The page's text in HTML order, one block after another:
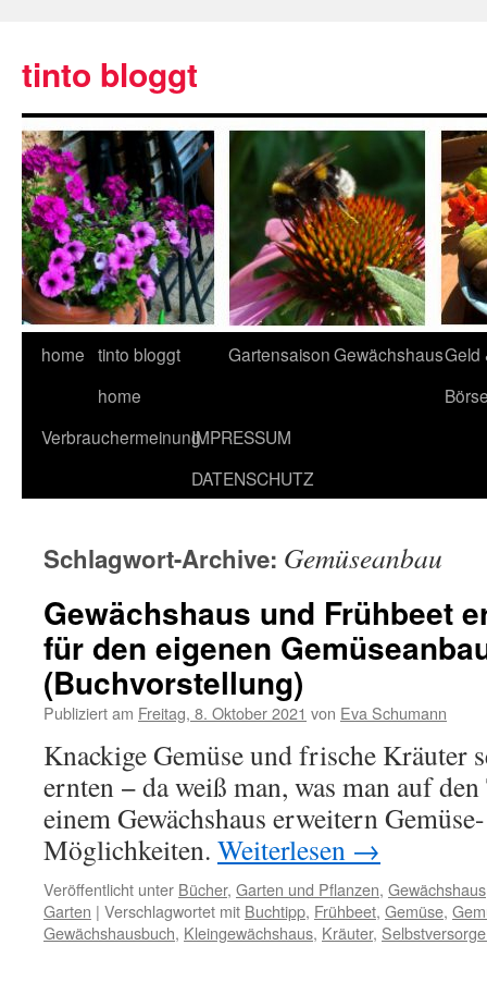
tinto bloggt
home tinto bloggt
home
GartensaisonGewächshausGeld
VerbrauchermeinungIMPRESSUM
DATENSCHUTZ
Schlagwort-Archive: Gemüseanbau
Gewächshaus und Frühbeet
für den eigenen
(Buchvorstellung)
Publiziert am Freitag, 8. Oktober 2021 von Eva Schumann
Knackige Gemüse und frische Kräuter
ernten − da weiß man, was man auf
einem Gewächshaus erweitern
Möglichkeiten. Weiterlesen →
Veröffentlicht unter Bücher, Garten und Pflanzen, Gewächshaus
Garten | Verschlagwortet mit Buchtipp, Frühbeet, Gemüse,
Gewächshausbuch, Kleingewächshaus, Kräuter,